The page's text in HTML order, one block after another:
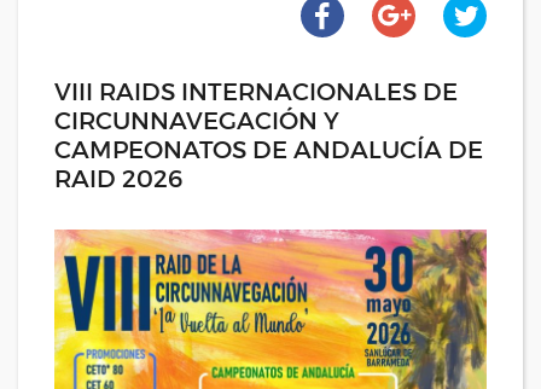
VIII RAIDS INTERNACIONALES DE
CIRCUNNAVEGACIÓN Y
CAMPEONATOS DE ANDALUCÍA DE
RAID 2026